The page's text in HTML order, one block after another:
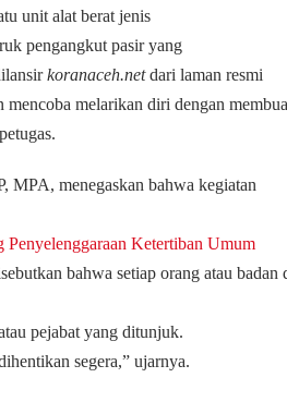
unit alat berat jenis
pengangkut pasir yang
koranaceh.netdari laman resmi
mencoba melarikan diri dengan
MPA, menegaskan bahwa kegiatan
Ketertiban Umum
bahwa setiap orang atau badan
pejabat yang ditunjuk.
segera,” ujarnya.